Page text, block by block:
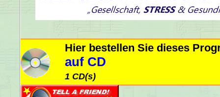
Hier bestellen Sie dieses
auf CD
1 CD(s)